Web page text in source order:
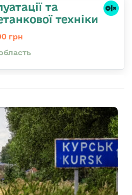
та
техніки
грн